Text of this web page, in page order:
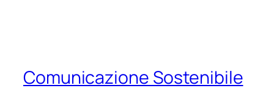
Comunicazione Sostenibile